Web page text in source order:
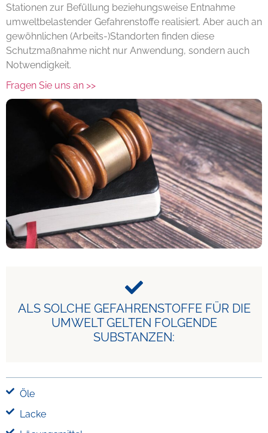
Stationen zur Befüllung beziehungsweise Entnahme
umweltbelastender Gefahrenstoffe realisiert. Aber auch an
gewöhnlichen (Arbeits-)Standorten finden diese
Schutzmaßnahme nicht nur Anwendung, sondern auch
Notwendigkeit.
Fragen Sie uns an >>
ALS SOLCHE GEFAHRENSTOFFE FÜR DIE
UMWELT GELTEN FOLGENDE
SUBSTANZEN:
Öle
Lacke